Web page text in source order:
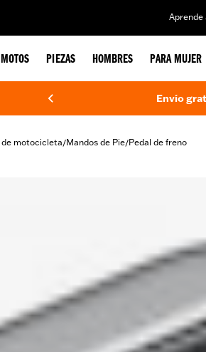
Aprende
MOTOS PIEZAS HOMBRES PARA MUJER
Envío
de motocicleta/Mandos de Pie/Pedal de freno